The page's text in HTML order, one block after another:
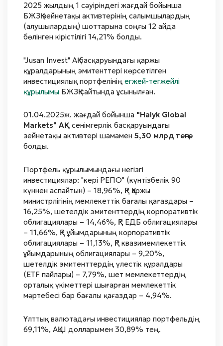
2025 жылдың 1 сәуіріндегі жағдай бойынша
БЖЗҚ зейнетақы активтерінің салымшылардың
(алушылардың) шоттарына соңғы 12 айда
бөлінген кірістілігі 14,21% болды.
"Jusan Invest" АҚ басқаруындағы қаржы
құралдарының эмитенттері көрсетілген
инвестициялық портфелінің егжей-тегжейлі
құрылымы БЖЗҚ сайтында ұсынылған.
01.04.2025ж. жағдай бойынша "Halyk Global
Markets" АҚ сенімгерлік басқаруындағы
зейнетақы активтері шамамен 5,30 млрд теңге
болды.
Портфель құрылымындағы негізгі
инвестициялар: "кері РЕПО" (күнтізбелік 90
күннен аспайтын) – 18,96%, ҚР Қаржы
министрлігінің мемлекеттік бағалы қағаздары –
16,25%, шетелдік эмитенттердің корпоративтік
облигациялары – 14,46%, ҚР ЕДБ облигациялары
– 11,66%, ҚР ұйымдарының корпоративтік
облигациялары – 11,13%, ҚР квазимемлекеттік
ұйымдарының облигациялары – 9,20%,
шетелдік эмитенттердің үлестік құралдары
(ETF пайлары) – 7,79%, шет мемлекеттердің
орталық үкіметтері шығарған мемлекеттік
мәртебесі бар бағалы қағаздар – 4,94%.
Ұлттық валютадағы инвестициялар портфельдің
69,11%, АҚШ долларымен 30,89% тең.